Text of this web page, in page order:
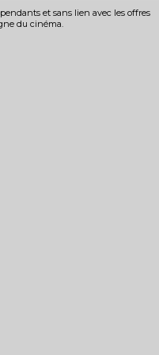
et sans lien avec les offres
du cinéma.